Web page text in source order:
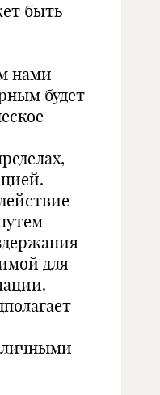
быть
нами
будет
для